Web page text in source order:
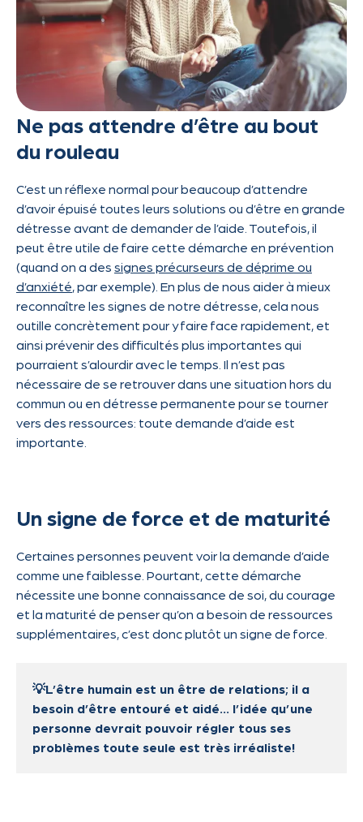
Ne pas attendre d’être au bout
du rouleau
C’est un réflexe normal pour beaucoup d’attendre
d’avoir épuisé toutes leurs solutions ou d’être en grande
détresse avant de demander de l’aide. Toutefois, il
peut être utile de faire cette démarche en prévention
(quand on a des signes précurseurs de déprime ou
d’anxiété, par exemple). En plus de nous aider à mieux
reconnaître les signes de notre détresse, cela nous
outille concrètement pour y faire face rapidement, et
ainsi prévenir des difficultés plus importantes qui
pourraient s’alourdir avec le temps. Il n’est pas
nécessaire de se retrouver dans une situation hors du
commun ou en détresse permanente pour se tourner
vers des ressources: toute demande d’aide est
importante.
Un signe de force et de maturité
Certaines personnes peuvent voir la demande d’aide
comme une faiblesse. Pourtant, cette démarche
nécessite une bonne connaissance de soi, du courage
et la maturité de penser qu’on a besoin de ressources
supplémentaires, c’est donc plutôt un signe de force.
💡L’être humain est un être de relations; il a
besoin d’être entouré et aidé… l’idée qu’une
personne devrait pouvoir régler tous ses
problèmes toute seule est très irréaliste!